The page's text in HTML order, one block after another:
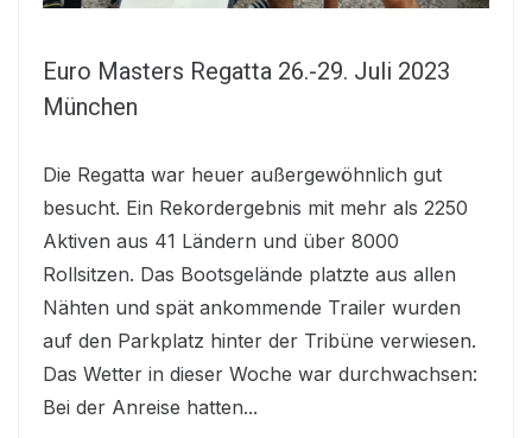
Euro Masters Regatta 26.-29. Juli 2023
München
Die Regatta war heuer außergewöhnlich gut
besucht. Ein Rekordergebnis mit mehr als 2250
Aktiven aus 41 Ländern und über 8000
Rollsitzen. Das Bootsgelände platzte aus allen
Nähten und spät ankommende Trailer wurden
auf den Parkplatz hinter der Tribüne verwiesen.
Das Wetter in dieser Woche war durchwachsen:
Bei der Anreise hatten...